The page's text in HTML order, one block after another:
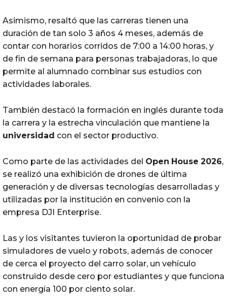
Asimismo, resaltó que las carreras tienen una
duración de tan solo 3 años 4 meses, además de
contar con horarios corridos de 7:00 a 14:00 horas, y
de fin de semana para personas trabajadoras, lo que
permite al alumnado combinar sus estudios con
actividades laborales.
También destacó la formación en inglés durante toda
la carrera y la estrecha vinculación que mantiene la
universidad con el sector productivo.
Como parte de las actividades del Open House 2026,
se realizó una exhibición de drones de última
generación y de diversas tecnologías desarrolladas y
utilizadas por la institución en convenio con la
empresa DJI Enterprise.
Las y los visitantes tuvieron la oportunidad de probar
simuladores de vuelo y robots, además de conocer
de cerca el proyecto del carro solar, un vehículo
construido desde cero por estudiantes y que funciona
con energía 100 por ciento solar.